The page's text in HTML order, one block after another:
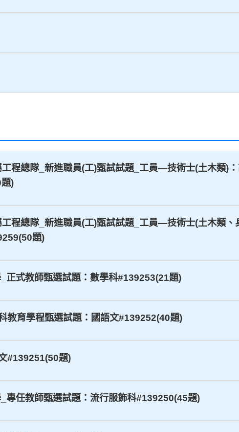
程總隊_新進職員(工)甄試試題_工員—技術士(土木類)
)
程總隊_新進職員(工)甄試試題_工員—技術士(土木類
題)
正式教師甄選試題：數學科#139253(21題)
教育學程甄選試題：國語文#139252(40題)
#139251(50題)
專任教師甄選試題：流行服飾科#139250(45題)